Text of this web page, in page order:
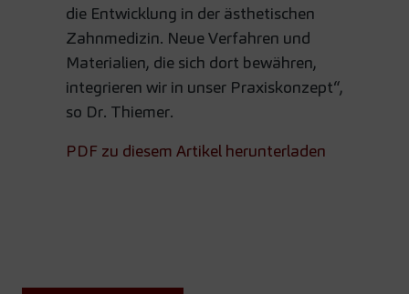
die Entwicklung in der ästhetischen
Zahnmedizin. Neue Verfahren und
Materialien, die sich dort bewähren,
integrieren wir in unser Praxiskonzept“,
so Dr. Thiemer.
PDF zu diesem Artikel herunterladen